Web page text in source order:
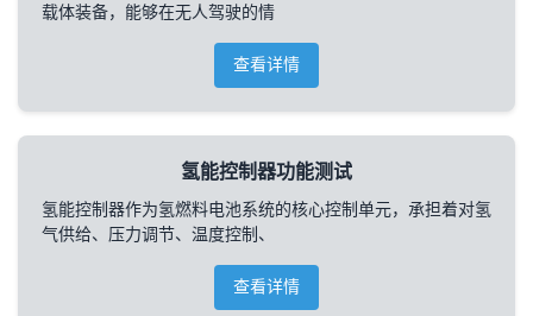
载体装备，能够在无人驾驶的情
查看详情
氢能控制器功能测试
氢能控制器作为氢燃料电池系统的核心控制单元，承担着对氢
气供给、压力调节、温度控制、
查看详情